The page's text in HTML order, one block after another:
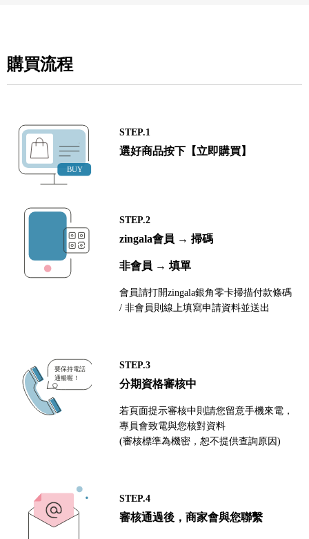
購買流程
STEP.1
選好商品按下【立即購買】
STEP.2
zingala會員 → 掃碼
非會員 → 填單
會員請打開zingala銀角零卡掃描付款條碼
/ 非會員則線上填寫申請資料並送出
STEP.3
分期資格審核中
若頁面提示審核中則請您留意手機來電，
專員會致電與您核對資料
(審核標準為機密，恕不提供查詢原因)
STEP.4
審核通過後，商家會與您聯繫